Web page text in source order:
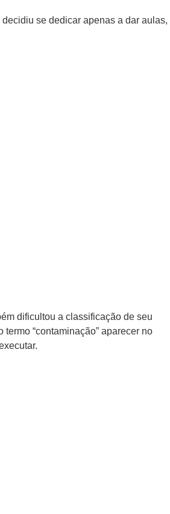
se dedicar apenas a dar aulas,
dificultou a classificação de seu
“contaminação” aparecer no